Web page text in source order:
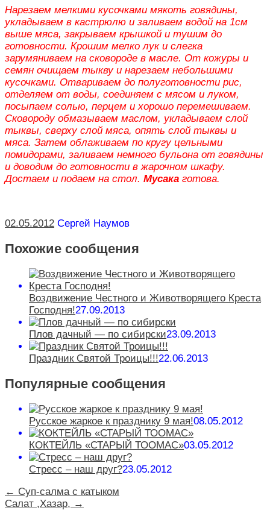
Нарезаем мелкими кусочками мякоть говядины,
укладываем в кастрюлю и заливаем водой на 1см
выше мяса, закрываем крышкой и тушим до
готовности. Крошим мелко лук и слегка
зарумяниваем на сковороде в масле. От кожуры и
семян очищаем тыкву и нарезаем небольшими
кусочками. Отвариваем до полуготовности рис,
отделяем от воды, соединяем с мясом и луком,
посыпаем солью, перцем и хорошо перемешиваем.
Сковороду обмазываем маслом, укладываем слой
тыквы, сверху слой мяса, опять слой тыквы и
мяса. Затем облаживаем по кругу цельными
помидорами, заливаем немного бульона от говядины
и доводим до готовности в жарочном шкафу.
Достаем и подаем на стол. Мусака готова.
02.05.2012 Сергей Наумов
Похожие сообщения
Воздвижение Честного и Животворящего Креста
Господня!27.09.2013
Плов дачный — по сибирски23.09.2013
Праздник Святой Троицы!!!22.06.2013
Популярные сообщения
Русское жаркое к празднику 9 мая!08.05.2012
КОКТЕЙЛЬ «СТАРЫЙ ТООМАС»03.05.2012
Стресс – наш друг?23.05.2012
← Суп-салма с катыком
Салат ,Хазар, →